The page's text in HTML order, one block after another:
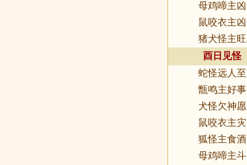
母鸡啼主凶
鼠咬衣主凶
猪犬怪主旺
酉日见怪
蛇怪远人至
甑鸣主好事
犬怪欠神愿
鼠咬衣主灾
狐怪主食酒
母鸡啼主斗